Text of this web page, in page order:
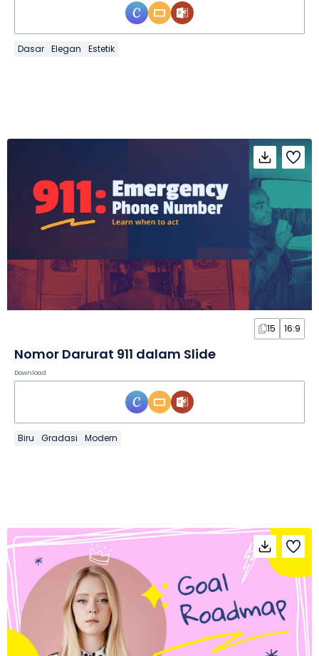
Dasar Elegan Estetik
15 16:9
Nomor Darurat 911 dalam Slide
Download
Biru Gradasi Modern